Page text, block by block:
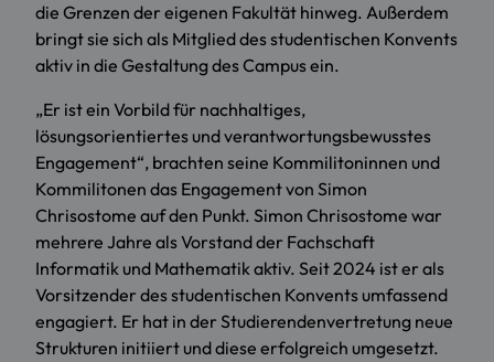
die Grenzen der eigenen Fakultät hinweg. Außerdem
bringt sie sich als Mitglied des studentischen Konvents
aktiv in die Gestaltung des Campus ein.
„Er ist ein Vorbild für nachhaltiges,
lösungsorientiertes und verantwortungsbewusstes
Engagement“, brachten seine Kommilitoninnen und
Kommilitonen das Engagement von Simon
Chrisostome auf den Punkt. Simon Chrisostome war
mehrere Jahre als Vorstand der Fachschaft
Informatik und Mathematik aktiv. Seit 2024 ist er als
Vorsitzender des studentischen Konvents umfassend
engagiert. Er hat in der Studierendenvertretung neue
Strukturen initiiert und diese erfolgreich umgesetzt.